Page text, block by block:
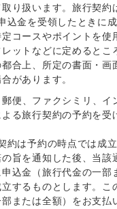
り扱います。旅行契約
込金を受領したときに
定コースやポイントを使
ットなどに定めるとこ
合上、所定の書面・画
があります。
便、ファクシミリ、イ
る旅行契約の予約を受
約は予約の時点では成
旨を通知した後、当該
込金（旅行代金の一部
するものとします。こ
部または全額）をお支払